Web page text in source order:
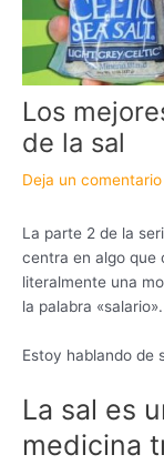
Los
de la sal
Deja un comentario
La parte 2 de la
centra en algo que
literalmente una
la palabra «salario».
Estoy hablando de
La sal es
medicina